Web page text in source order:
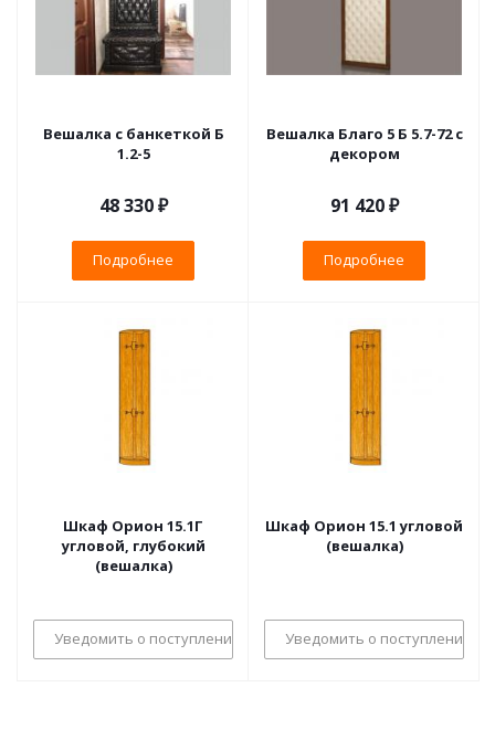
Вешалка с банкеткой Б
1.2-5
48 330 ₽
Подробнее
Вешалка Благо 5 Б 5.7-72 с
декором
91 420 ₽
Подробнее
Шкаф Орион 15.1Г
угловой, глубокий
(вешалка)
Уведомить о поступлении
Шкаф Орион 15.1 угловой
(вешалка)
Уведомить о поступлении